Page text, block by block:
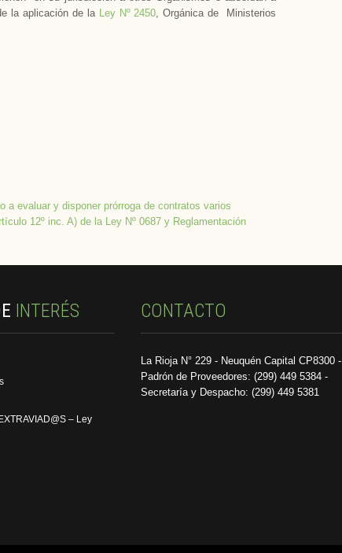
la aplicación de laLey Nº 2450, Orgánica de Ministerios
a evaluar y disponer prórroga de contratos varios
12º inc. A) de la Ley Nº 0687 y Reglamentación
INTERÉS
– Ley
CONTACTO
La Rioja N° 229 - Neuquén Capital CP8300 -
Padrón de Proveedores: (299) 449 5384 -
Secretaría y Despacho: (299) 449 5381